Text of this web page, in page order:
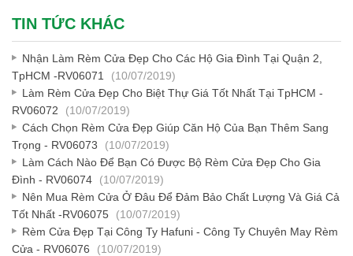
TIN TỨC KHÁC
Nhận Làm Rèm Cửa Đẹp Cho Các Hộ Gia Đình Tại Quận 2,
TpHCM -RV06071
(10/07/2019)
Làm Rèm Cửa Đẹp Cho Biệt Thự Giá Tốt Nhất Tại TpHCM -
RV06072
(10/07/2019)
Cách Chọn Rèm Cửa Đẹp Giúp Căn Hộ Của Bạn Thêm Sang
Trọng - RV06073
(10/07/2019)
Làm Cách Nào Để Bạn Có Được Bộ Rèm Cửa Đẹp Cho Gia
Đình - RV06074
(10/07/2019)
Nên Mua Rèm Cửa Ở Đâu Để Đảm Bảo Chất Lượng Và Giá Cả
Tốt Nhất -RV06075
(10/07/2019)
Rèm Cửa Đẹp Tại Công Ty Hafuni - Công Ty Chuyên May Rèm
Cửa - RV06076
(10/07/2019)